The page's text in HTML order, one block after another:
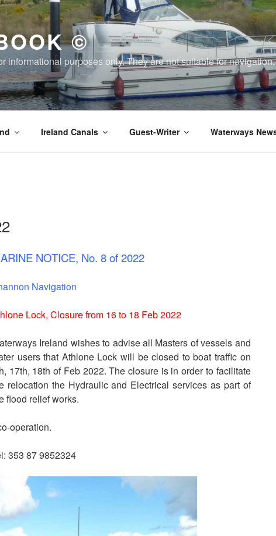
©
informational purposes only. They are not suitable for
Ireland Canals Guest-Writer Waterways
NOTICE, No. 8 of 2022
Navigation
Lock, Closure from 16 to 18 Feb 2022
Ireland wishes to advise all Masters of vessels and
users that Athlone Lock will be closed to boat traffic on
17th, 18th of Feb 2022. The closure is in order to facilitate
relocation the Hydraulic and Electrical services as part of
flood relief works.
operation.
353 87 9852324